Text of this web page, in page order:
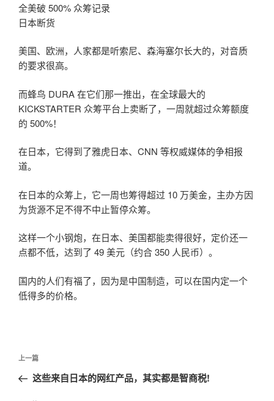
全美破 500% 众筹记录
日本断货
美国、欧洲，人家都是听索尼、森海塞尔长大的，对音质
的要求很高。
而蜂鸟 DURA 在它们那一推出，在全球最大的
KICKSTARTER 众筹平台上卖断了，一周就超过众筹额度
的 500%！
在日本，它得到了雅虎日本、CNN 等权威媒体的争相报
道。
在日本的众筹上，它一周也筹得超过 10 万美金，主办方因
为货源不足不得不中止暂停众筹。
这样一个小钢炮，在日本、美国都能卖得很好，定价还一
点都不低，达到了 49 美元（约合 350 人民币）。
国内的人们有福了，因为是中国制造，可以在国内定一个
低得多的价格。
文
导
上
一
上一篇
这些来自日本的网红产品，其实都是智商税!